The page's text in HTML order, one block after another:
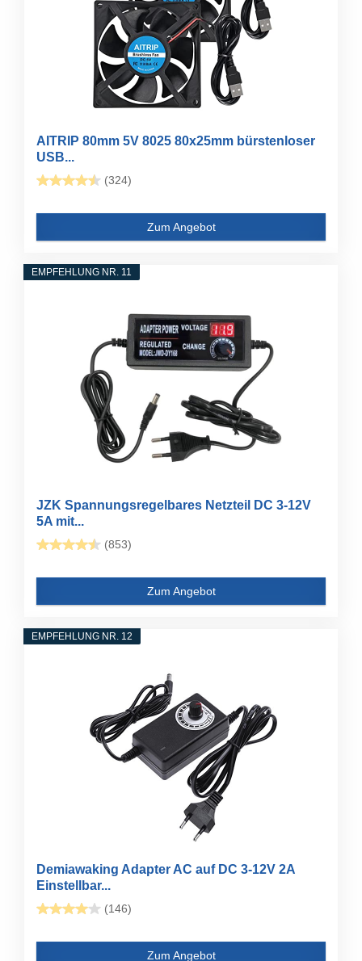
AITRIP 80mm 5V 8025 80x25mm bürstenloser
USB...
(324)
Zum Angebot
EMPFEHLUNG NR. 11
JZK Spannungsregelbares Netzteil DC 3-12V
5A mit...
(853)
Zum Angebot
EMPFEHLUNG NR. 12
Demiawaking Adapter AC auf DC 3-12V 2A
Einstellbar...
(146)
Zum Angebot